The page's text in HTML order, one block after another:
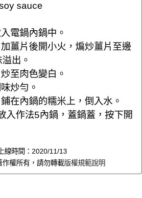
sauce
電鍋內鍋中。
薑片後開小火，煸炒薑片至邊
出。
至肉色變白。
炒勻。
在內鍋的糯米上，倒入水。
入作法5內鍋，蓋鍋蓋，按下開
上線時間：2020/11/13
作權所有，請勿轉載版權規範說明